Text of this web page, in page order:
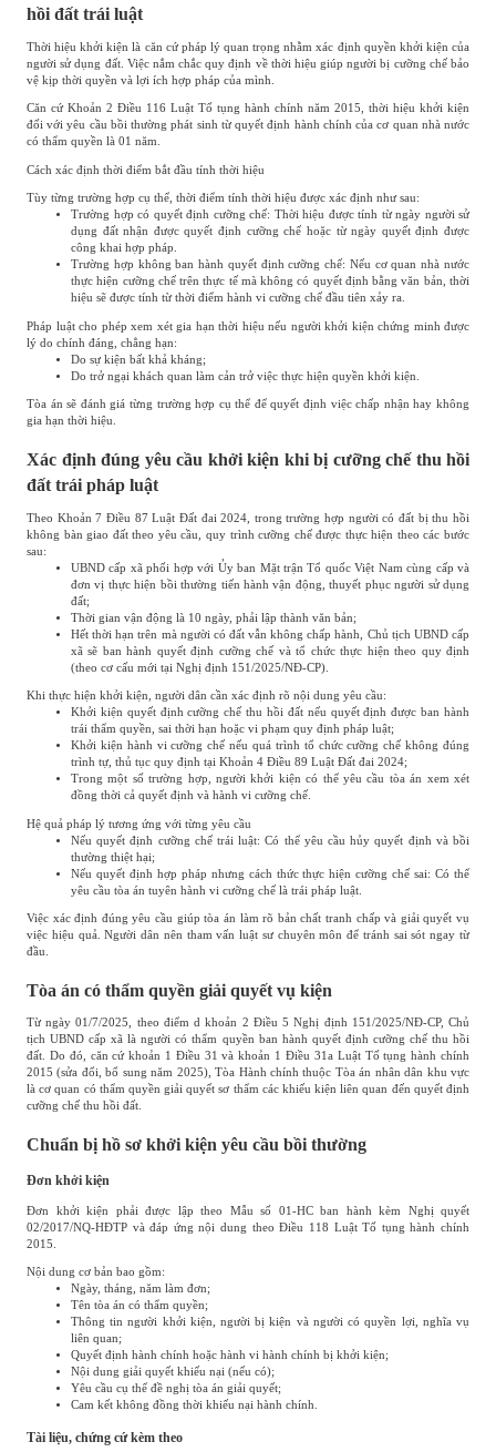
hồi đất trái luật
Thời hiệu khởi kiện là căn cứ pháp lý quan trọng nhằm xác định quyền khởi kiện của
người sử dụng đất. Việc nắm chắc quy định về thời hiệu giúp người bị cưỡng chế bảo
vệ kịp thời quyền và lợi ích hợp pháp của mình.
Căn cứ Khoản 2 Điều 116 Luật Tố tụng hành chính năm 2015, thời hiệu khởi kiện
đối với yêu cầu bồi thường phát sinh từ quyết định hành chính của cơ quan nhà nước
có thẩm quyền là 01 năm.
Cách xác định thời điểm bắt đầu tính thời hiệu
Tùy từng trường hợp cụ thể, thời điểm tính thời hiệu được xác định như sau:
Trường hợp có quyết định cưỡng chế: Thời hiệu được tính từ ngày người sử
dụng đất nhận được quyết định cưỡng chế hoặc từ ngày quyết định được
công khai hợp pháp.
Trường hợp không ban hành quyết định cưỡng chế: Nếu cơ quan nhà nước
thực hiện cưỡng chế trên thực tế mà không có quyết định bằng văn bản, thời
hiệu sẽ được tính từ thời điểm hành vi cưỡng chế đầu tiên xảy ra.
Pháp luật cho phép xem xét gia hạn thời hiệu nếu người khởi kiện chứng minh được
lý do chính đáng, chẳng hạn:
Do sự kiện bất khả kháng;
Do trở ngại khách quan làm cản trở việc thực hiện quyền khởi kiện.
Tòa án sẽ đánh giá từng trường hợp cụ thể để quyết định việc chấp nhận hay không
gia hạn thời hiệu.
Xác định đúng yêu cầu khởi kiện khi bị cưỡng chế thu hồi
đất trái pháp luật
Theo Khoản 7 Điều 87 Luật Đất đai 2024, trong trường hợp người có đất bị thu hồi
không bàn giao đất theo yêu cầu, quy trình cưỡng chế được thực hiện theo các bước
sau:
UBND cấp xã phối hợp với Ủy ban Mặt trận Tổ quốc Việt Nam cùng cấp và
đơn vị thực hiện bồi thường tiến hành vận động, thuyết phục người sử dụng
đất;
Thời gian vận động là 10 ngày, phải lập thành văn bản;
Hết thời hạn trên mà người có đất vẫn không chấp hành, Chủ tịch UBND cấp
xã sẽ ban hành quyết định cưỡng chế và tổ chức thực hiện theo quy định
(theo cơ cấu mới tại Nghị định 151/2025/NĐ-CP).
Khi thực hiện khởi kiện, người dân cần xác định rõ nội dung yêu cầu:
Khởi kiện quyết định cưỡng chế thu hồi đất nếu quyết định được ban hành
trái thẩm quyền, sai thời hạn hoặc vi phạm quy định pháp luật;
Khởi kiện hành vi cưỡng chế nếu quá trình tổ chức cưỡng chế không đúng
trình tự, thủ tục quy định tại Khoản 4 Điều 89 Luật Đất đai 2024;
Trong một số trường hợp, người khởi kiện có thể yêu cầu tòa án xem xét
đồng thời cả quyết định và hành vi cưỡng chế.
Hệ quả pháp lý tương ứng với từng yêu cầu
Nếu quyết định cưỡng chế trái luật: Có thể yêu cầu hủy quyết định và bồi
thường thiệt hại;
Nếu quyết định hợp pháp nhưng cách thức thực hiện cưỡng chế sai: Có thể
yêu cầu tòa án tuyên hành vi cưỡng chế là trái pháp luật.
Việc xác định đúng yêu cầu giúp tòa án làm rõ bản chất tranh chấp và giải quyết vụ
việc hiệu quả. Người dân nên tham vấn luật sư chuyên môn để tránh sai sót ngay từ
đầu.
Tòa án có thẩm quyền giải quyết vụ kiện
Từ ngày 01/7/2025, theo điểm d khoản 2 Điều 5 Nghị định 151/2025/NĐ-CP, Chủ
tịch UBND cấp xã là người có thẩm quyền ban hành quyết định cưỡng chế thu hồi
đất. Do đó, căn cứ khoản 1 Điều 31 và khoản 1 Điều 31a Luật Tố tụng hành chính
2015 (sửa đổi, bổ sung năm 2025), Tòa Hành chính thuộc Tòa án nhân dân khu vực
là cơ quan có thẩm quyền giải quyết sơ thẩm các khiếu kiện liên quan đến quyết định
cưỡng chế thu hồi đất.
Chuẩn bị hồ sơ khởi kiện yêu cầu bồi thường
Đơn khởi kiện
Đơn khởi kiện phải được lập theo Mẫu số 01-HC ban hành kèm Nghị quyết
02/2017/NQ-HĐTP và đáp ứng nội dung theo Điều 118 Luật Tố tụng hành chính
2015.
Nội dung cơ bản bao gồm:
Ngày, tháng, năm làm đơn;
Tên tòa án có thẩm quyền;
Thông tin người khởi kiện, người bị kiện và người có quyền lợi, nghĩa vụ
liên quan;
Quyết định hành chính hoặc hành vi hành chính bị khởi kiện;
Nội dung giải quyết khiếu nại (nếu có);
Yêu cầu cụ thể đề nghị tòa án giải quyết;
Cam kết không đồng thời khiếu nại hành chính.
Tài liệu, chứng cứ kèm theo